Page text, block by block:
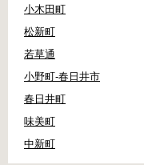
小木田町
松新町
若草通
小野町-春日井市
春日井町
味美町
中新町